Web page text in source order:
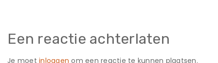
Een reactie achterlaten
Je moet inloggen om een reactie te kunnen plaatsen.